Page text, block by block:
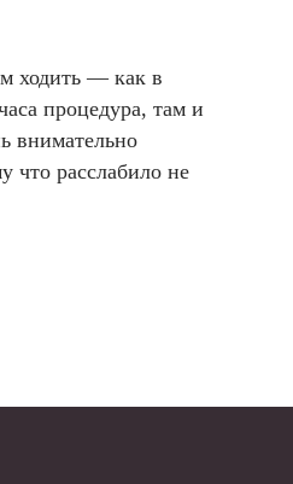
ходить — как в
процедура, там и
внимательно
что расслабило не